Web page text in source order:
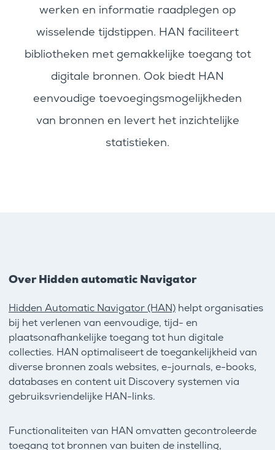
werken en informatie raadplegen op
wisselende tijdstippen. HAN faciliteert
bibliotheken met gemakkelijke toegang tot
digitale bronnen. Ook biedt HAN
eenvoudige toevoegingsmogelijkheden
van bronnen en levert het inzichtelijke
statistieken.
Over Hidden automatic Navigator
Hidden Automatic Navigator (HAN) helpt organisaties
bij het verlenen van eenvoudige, tijd- en
plaatsonafhankelijke toegang tot hun digitale
collecties. HAN optimaliseert de toegankelijkheid van
diverse bronnen zoals websites, e-journals, e-books,
databases en content uit Discovery systemen via
gebruiksvriendelijke HAN-links.
Functionaliteiten van HAN omvatten gecontroleerde
toegang tot bronnen van buiten de instelling,